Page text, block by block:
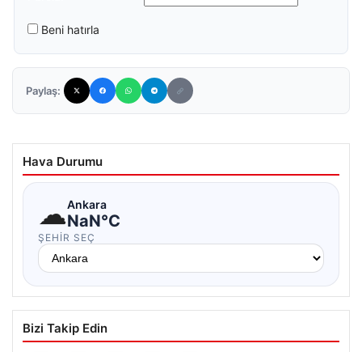
Beni hatırla
Paylaş:
Hava Durumu
☁Ankara
NaN°C
ŞEHIR SEÇ
Bizi Takip Edin